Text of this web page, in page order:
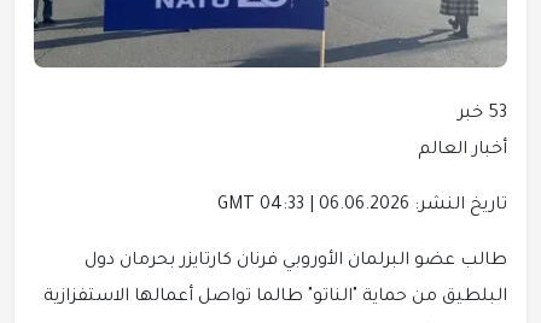
53 خبر
أخبار العالم
تاريخ النشر: 06.06.2026 | 04:33 GMT
طالب عضو البرلمان الأوروبي فرنان كارتايزر بحرمان دول
البلطيق من حماية "الناتو" طالما تواصل أعمالها الاستفزازية